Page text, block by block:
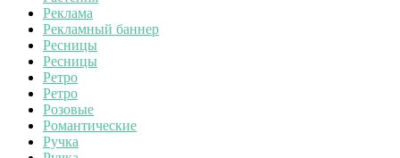
Реклама
Рекламный баннер
Ресницы
Ресницы
Ретро
Ретро
Розовые
Романтические
Ручка